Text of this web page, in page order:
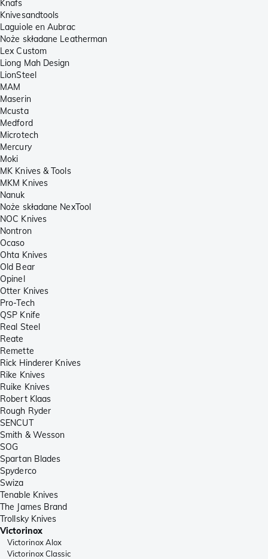
Knafs
Knivesandtools
Laguiole en Aubrac
Noże składane Leatherman
Lex Custom
Liong Mah Design
LionSteel
MAM
Maserin
Mcusta
Medford
Microtech
Mercury
Moki
MK Knives & Tools
MKM Knives
Nanuk
Noże składane NexTool
NOC Knives
Nontron
Ocaso
Ohta Knives
Old Bear
Opinel
Otter Knives
Pro-Tech
QSP Knife
Real Steel
Reate
Remette
Rick Hinderer Knives
Rike Knives
Ruike Knives
Robert Klaas
Rough Ryder
SENCUT
Smith & Wesson
SOG
Spartan Blades
Spyderco
Swiza
Tenable Knives
The James Brand
Trollsky Knives
Victorinox
Victorinox Alox
Victorinox Classic